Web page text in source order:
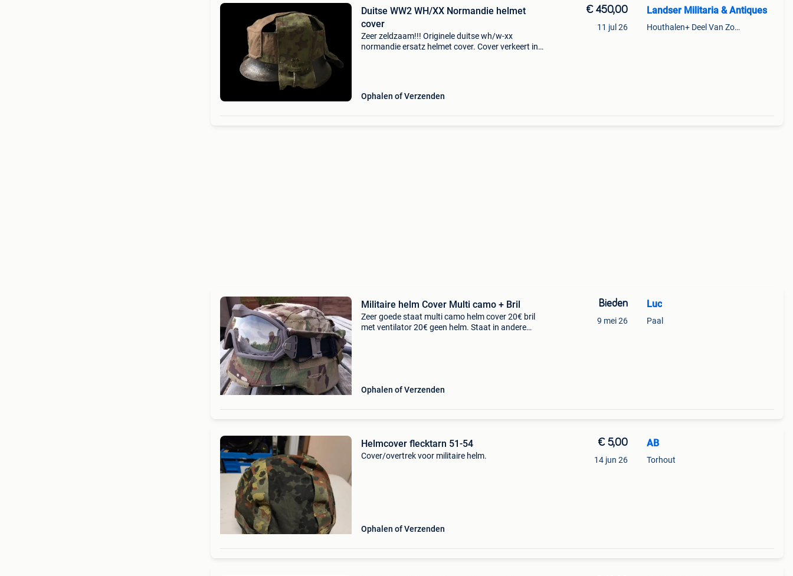
Duitse WW2 WH/XX Normandie helmet
cover
Zeer zeldzaam!!! Originele duitse wh/w-xx
normandie ersatz helmet cover. Cover verkeert in
Ophalen of Verzenden
€ 450,00
11 jul 26
Landser Militaria & Antiques
Houthalen+ Deel Van Zonhoven En Zolder
Militaire helm Cover Multi camo + Bril
Zeer goede staat multi camo helm cover 20€ bril
met ventilator 20€ geen helm. Staat in andere
Ophalen of Verzenden
Bieden
9 mei 26
Luc
Paal
Helmcover flecktarn 51-54
Cover/overtrek voor militaire helm.
Ophalen of Verzenden
€ 5,00
14 jun 26
AB
Torhout